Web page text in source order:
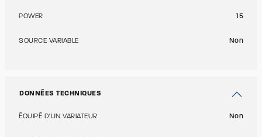
POWER 15
SOURCE VARIABLE Non
DONNÉES TECHNIQUES
ÉQUIPÉ D'UN VARIATEUR Non